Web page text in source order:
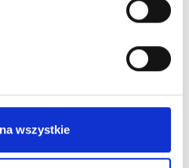
wszystkie